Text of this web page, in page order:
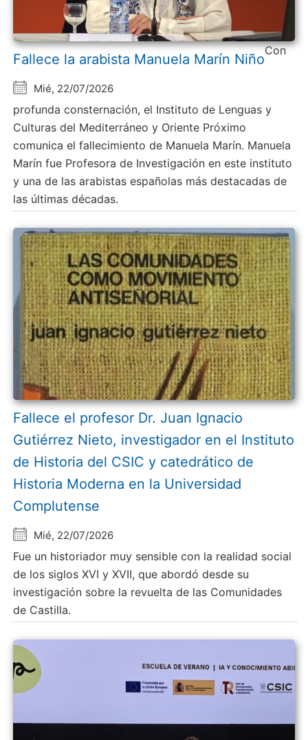
Fallece la arabista Manuela Marín Niño
Mié, 22/07/2026
Con
profunda consternación, el Instituto de Lenguas y
Culturas del Mediterráneo y Oriente Próximo
comunica el fallecimiento de Manuela Marín. Manuela
Marín fue Profesora de Investigación en este instituto
y una de las arabistas españolas más destacadas de
las últimas décadas.
Fallece el profesor Dr. Juan Ignacio
Gutiérrez Nieto, investigador en el Instituto
de Historia del CSIC y catedrático de
Historia Moderna en la Universidad
Complutense
Mié, 22/07/2026
Fue un historiador muy sensible con la realidad social
de los siglos XVI y XVII, que abordó desde su
investigación sobre la revuelta de las Comunidades
de Castilla.